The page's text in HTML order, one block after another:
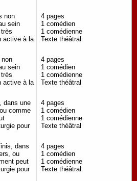
non
sein
active à la
4 pages
1 comédien
1 comédienne
Texte théâtral
sein
active à la
4 pages
1 comédien
1 comédienne
Texte théâtral
dans une
comme
pour
4 pages
1 comédien
1 comédienne
Texte théâtral
dans
ou
peut
pour
4 pages
1 comédien
1 comédienne
Texte théâtral